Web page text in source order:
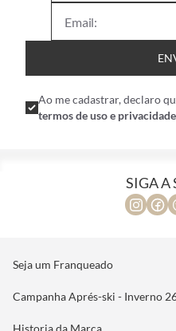
Ao me cadastrar, declaro
termos de uso e privacidade
SIGA A
Seja um Franqueado
Campanha Aprés-ski - Inverno
Historia da Marca